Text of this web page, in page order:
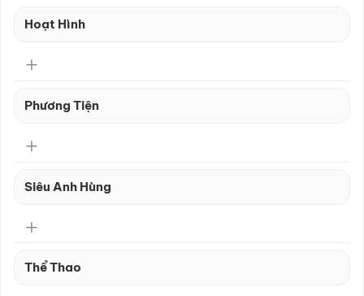
Hoạt Hình
Phương Tiện
Siêu Anh Hùng
Thể Thao